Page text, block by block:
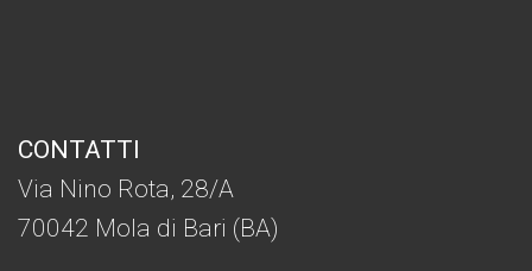
CONTATTI
Via Nino Rota, 28/A
70042 Mola di Bari (BA)